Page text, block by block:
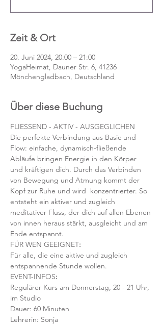
Zeit & Ort
20. Juni 2024, 20:00 – 21:00
YogaHeimat, Dauner Str. 6, 41236
Mönchengladbach, Deutschland
Über diese Buchung
FLIESSEND - AKTIV - AUSGEGLICHEN
Die perfekte Verbindung aus Basic und
Flow: einfache, dynamisch-fließende
Abläufe bringen Energie in den Körper
und kräftigen dich. Durch das Verbinden
von Bewegung und Atmung kommt der
Kopf zur Ruhe und wird  konzentrierter. So
entsteht ein aktiver und zugleich
meditativer Fluss, der dich auf allen Ebenen
von innen heraus stärkt, ausgleicht und am
Ende entspannt.
FÜR WEN GEEIGNET:
Für alle, die eine aktive und zugleich
entspannende Stunde wollen.
EVENT-INFOS:
Regulärer Kurs am Donnerstag, 20 - 21 Uhr,
im Studio
Dauer: 60 Minuten
Lehrerin: Sonja